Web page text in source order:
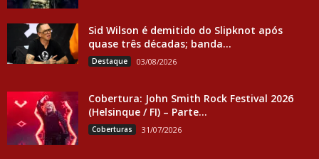
Sid Wilson é demitido do Slipknot após
quase três décadas; banda...
Destaque 03/08/2026
Cobertura: John Smith Rock Festival 2026
(Helsinque / FI) – Parte...
Coberturas 31/07/2026